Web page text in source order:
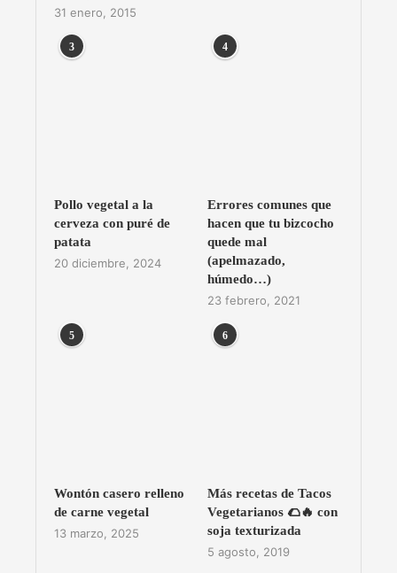
31 enero, 2015
3
Pollo vegetal a la
cerveza con puré de
patata
20 diciembre, 2024
4
Errores comunes que
hacen que tu bizcocho
quede mal
(apelmazado,
húmedo…)
23 febrero, 2021
5
Wontón casero relleno
de carne vegetal
13 marzo, 2025
6
Más recetas de Tacos
Vegetarianos 🌮🔥 con
soja texturizada
5 agosto, 2019